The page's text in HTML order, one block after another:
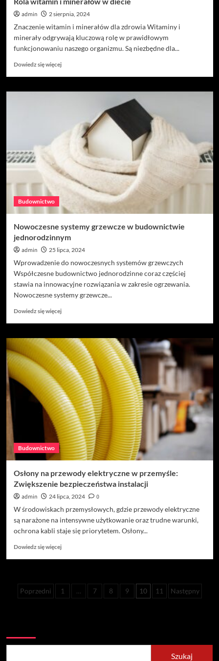
admin 2 sierpnia, 2024
Znaczenie witamin i minerałów dla zdrowia Witaminy i
minerały odgrywają kluczową rolę w prawidłowym
funkcjonowaniu naszego organizmu. Są niezbędne dla...
Dowiedz się więcejDowiedz
o
minerałów
Budownictwo
Nowoczesne systemy grzewcze w budownictwie
jednorodzinnym
admin 25 lipca, 2024
Wprowadzenie do nowoczesnych systemów grzewczych
Współczesne budownictwo jednorodzinne coraz częściej
stawia na innowacyjne rozwiązania w zakresie ogrzewania.
Nowoczesne systemy grzewcze...
Dowiedz się więcejDowiedz
o
Nowoczesne
systemy
grzewcze
w
budownictwie
jednorodzinnym
Budownictwo
Osłony na przewody elektryczne w przemyśle:
Zwiększenie bezpieczeństwa instalacji
admin 24 lipca, 2024
0
W środowiskach przemysłowych, gdzie przewody elektryczne
są narażone na intensywne użytkowanie oraz trudne warunki,
ochrona kabli staje się priorytetem. Osłony...
Dowiedz się więcejDowiedz
Osłony
na
bezpieczeństwa
Stronicowanie
Poprzedni 1 … 7 8 9 10 11 Następny
Szukaj